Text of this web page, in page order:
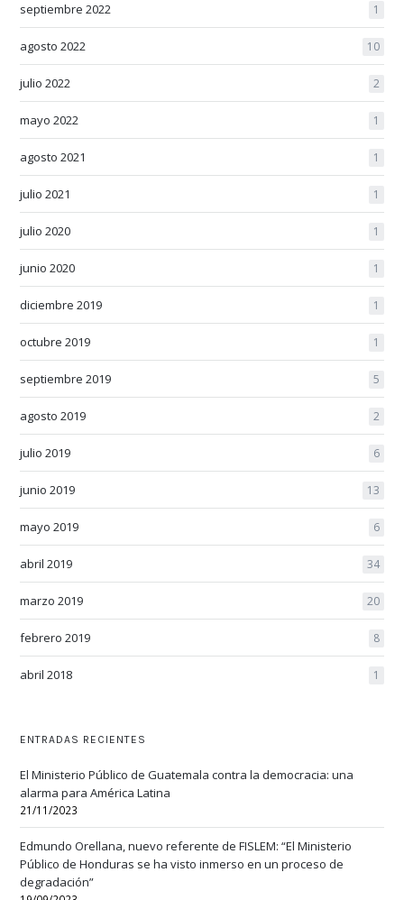
septiembre 2022 1
agosto 2022 10
julio 2022 2
mayo 2022 1
agosto 2021 1
julio 2021 1
julio 2020 1
junio 2020 1
diciembre 2019 1
octubre 2019 1
septiembre 2019 5
agosto 2019 2
julio 2019 6
junio 2019 13
mayo 2019 6
abril 2019 34
marzo 2019 20
febrero 2019 8
abril 2018 1
ENTRADAS RECIENTES
El Ministerio Público de Guatemala contra la democracia: una
alarma para América Latina
21/11/2023
Edmundo Orellana, nuevo referente de FISLEM: “El Ministerio
Público de Honduras se ha visto inmerso en un proceso de
degradación”